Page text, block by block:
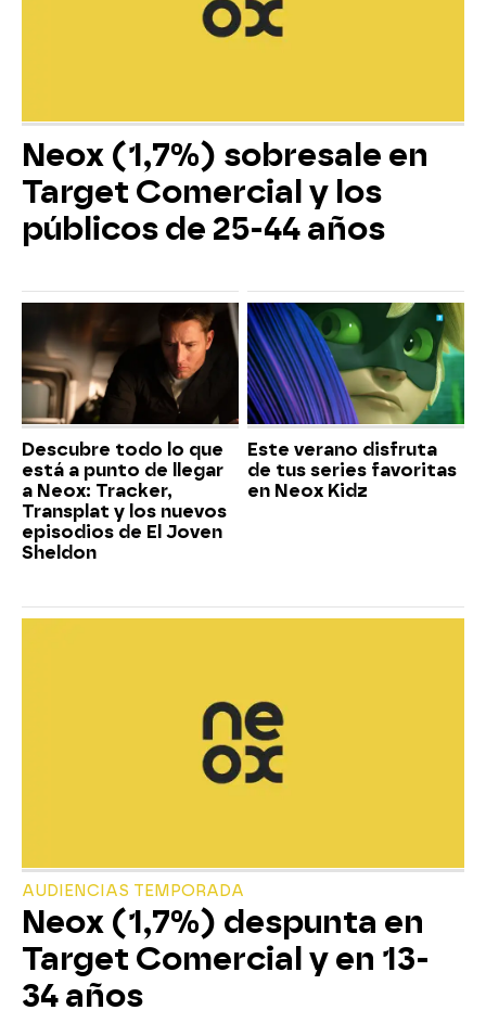
Neox (1,7%) sobresale en
Target Comercial y los
públicos de 25-44 años
Descubre todo lo que
está a punto de llegar
a Neox: Tracker,
Transplat y los nuevos
episodios de El Joven
Sheldon
Este verano disfruta
de tus series favoritas
en Neox Kidz
AUDIENCIAS TEMPORADA
Neox (1,7%) despunta en
Target Comercial y en 13-
34 años